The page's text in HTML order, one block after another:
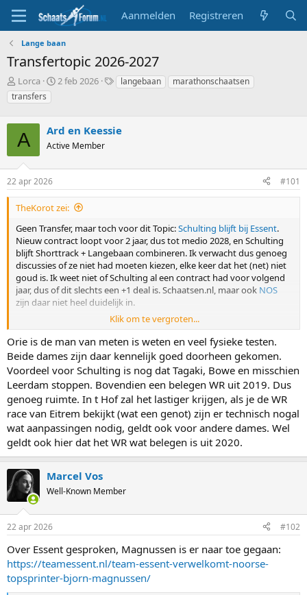
Aanmelden Registreren
Lange baan
Transfertopic 2026-2027
T
o
p
s
t
a
r
t
e
Lorca
S
t
d
t
m
2 feb 2026
Tlangebaan
marathonschaatsen
transfers
A Ard en Keessie
Active Member
22 apr 2026 #101
TheKorot zei:
Geen Transfer, maar toch voor dit Topic:Schulting blijft bij Essent.
Nieuw contract loopt voor 2 jaar, dus tot medio 2028, en Schulting
blijft Shorttrack + Langebaan combineren. Ik verwacht dus genoeg
discussies of ze niet had moeten kiezen, elke keer dat het (net) niet
goud is. Ik weet niet of Schulting al een contract had voor volgend
jaar, dus of dit slechts een +1 deal is. Schaatsen.nl, maar ook NOS
zijn daar niet heel duidelijk in.
Dat is trouwens niet de enige verlenging bij Essent, vorige week
vrijdag meldeSchaatsen.nl al dat In 't Hof blijft voor nog 1 seizoen
Klik om te vergroten...
Orie is de man van meten is weten en veel fysieke testen.
Beide dames zijn daar kennelijk goed doorheen gekomen.
Voordeel voor Schulting is nog dat Tagaki, Bowe en misschien
Leerdam stoppen. Bovendien een belegen WR uit 2019. Dus
genoeg ruimte. In t Hof zal het lastiger krijgen, als je de WR
race van Eitrem bekijkt (wat een genot) zijn er technisch nogal
wat aanpassingen nodig, geldt ook voor andere dames. Wel
geldt ook hier dat het WR wat belegen is uit 2020.
Marcel Vos
Well-Known Member
22 apr 2026 #102
Over Essent gesproken, Magnussen is er naar toe gegaan:
https://teamessent.nl/team-essent-verwelkomt-noorse-
topsprinter-bjorn-magnussen/